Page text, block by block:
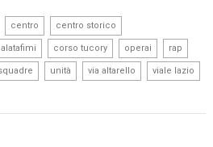
centro centro storico
corso tucory operai rap
unità via altarello viale lazio